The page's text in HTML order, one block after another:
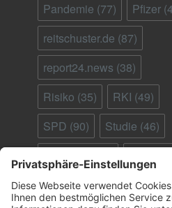
Pandemie (77) Pfizer
reitschuster.de (87)
report24.news (38)
Risiko (35) RKI (49)
SPD (90) Studie (46)
Ungeimpfte(95)